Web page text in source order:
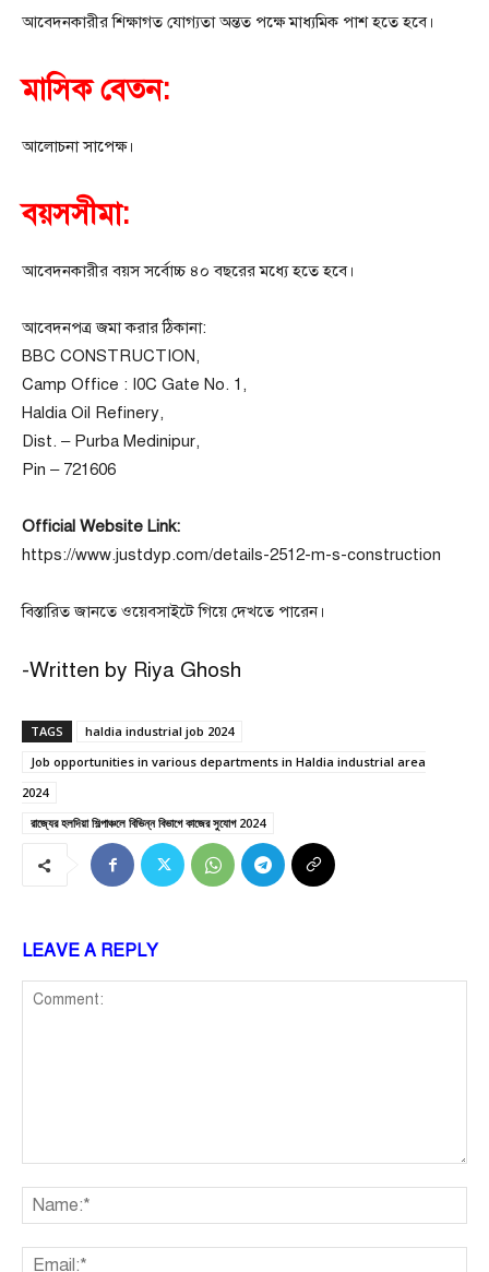
আবেদনকারীর শিক্ষাগত যোগ্যতা অন্তত পক্ষে মাধ্যমিক পাশ হতে হবে।
মাসিক বেতন:
আলোচনা সাপেক্ষ।
বয়সসীমা:
আবেদনকারীর বয়স সর্বোচ্চ ৪০ বছরের মধ্যে হতে হবে।
আবেদনপত্র জমা করার ঠিকানা:
BBC CONSTRUCTION,
Camp Office : I0C Gate No. 1,
Haldia Oil Refinery,
Dist. – Purba Medinipur,
Pin – 721606
Official Website Link:
https://www.justdyp.com/details-2512-m-s-construction
বিস্তারিত জানতে ওয়েবসাইটে গিয়ে দেখতে পারেন।
-Written by Riya Ghosh
TAGS
haldia industrial job 2024
Job opportunities in various departments in Haldia industrial area
2024
রাজ্যের হলদিয়া শিল্পাঞ্চলে বিভিন্ন বিভাগে কাজের সুযোগ 2024
LEAVE A REPLY